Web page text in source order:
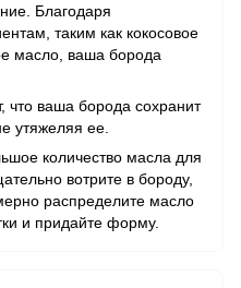
Благодаря
таким как кокосовое
масло, ваша борода
что ваша борода сохранит
утяжеляя ее.
количество масла для
вотрите в бороду,
распределите масло
и придайте форму.